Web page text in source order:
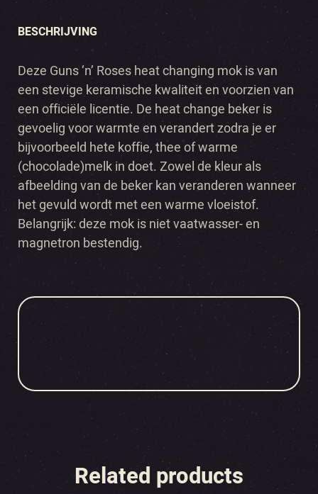
BESCHRIJVING
Deze Guns ‘n’ Roses heat changing mok is van
een stevige keramische kwaliteit en voorzien van
een officiële licentie. De heat change beker is
gevoelig voor warmte en verandert zodra je er
bijvoorbeeld hete koffie, thee of warme
(chocolade)melk in doet. Zowel de kleur als
afbeelding van de beker kan veranderen wanneer
het gevuld wordt met een warme vloeistof.
Belangrijk: deze mok is niet vaatwasser- en
magnetron bestendig.
Related products